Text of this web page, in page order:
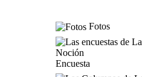
Fotos
Encuesta